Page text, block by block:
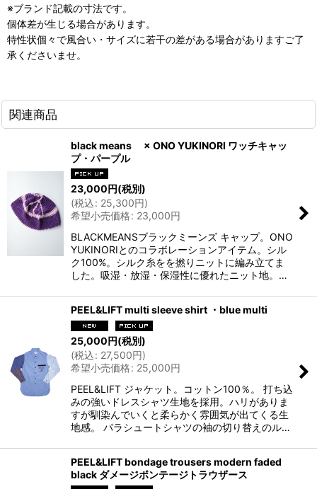
※ブランド記載の寸法です。
個体差が生じる場合があります。
特性状個々で風合い・サイズに若干の差がある場合がありますご了
承くださいませ。
関連商品
black means × ONO YUKINORI ワッチキャッ
プ・パープル
23,000円(税別)
(税込: 25,300円)
希望小売価格: 23,000円
BLACKMEANSブラックミーンズ キャップ。ONO
YUKINORIとのコラボレーションアイテム。シル
ク100%。シルク糸をを撚りニットに編み立てま
した。吸湿・放湿・保湿性に優れたニット地。…
PEEL&LIFT multi sleeve shirt ・blue multi
25,000円(税別)
(税込: 27,500円)
希望小売価格: 25,000円
PEEL&LIFT ジャケット。コットン100％。 打ち込
みの強いドレスシャツ生地を採用。ハリがありま
すが馴染んでいくと柔らかく雰囲気が出てくる生
地感。 パラシュートシャツの袖の切り替えのル…
PEEL&LIFT bondage trousers modern faded
black ダメージボンテージトラウザース